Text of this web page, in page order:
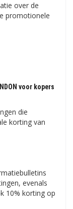
over de
promotionele
voor kopers
die
korting van
evenals
10% korting op